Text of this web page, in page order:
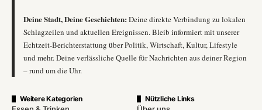
Deine Stadt, Deine Geschichten: Deine direkte Verbindung zu lokalen
Schlagzeilen und aktuellen Ereignissen. Bleib informiert mit unserer
Echtzeit-Berichterstattung über Politik, Wirtschaft, Kultur, Lifestyle
und mehr. Deine verlässliche Quelle für Nachrichten aus deiner Region
– rund um die Uhr.
Weitere Kategorien Nützliche Links